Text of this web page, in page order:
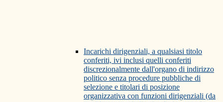
Incarichi dirigenziali, a qualsiasi titolo
conferiti, ivi inclusi quelli conferiti
discrezionalmente dall'organo di indirizzo
politico senza procedure pubbliche di
selezione e titolari di posizione
organizzativa con funzioni dirigenziali (da